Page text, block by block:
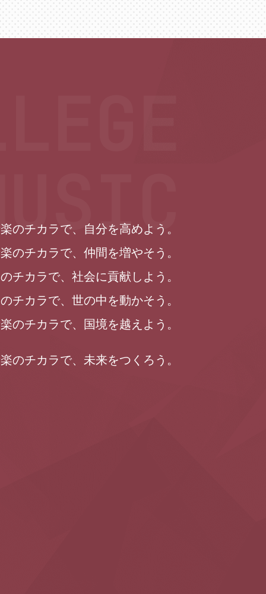
のチカラで、自分を高めよう。
のチカラで、仲間を増やそう。
チカラで、社会に貢献しよう。
チカラで、世の中を動かそう。
のチカラで、国境を越えよう。
のチカラで、未来をつくろう。